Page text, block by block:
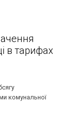
в тарифах
комунальної